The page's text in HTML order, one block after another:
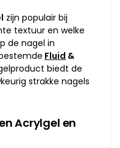
zijn populair bij
textuur en welke
de nagel in
Fluid &
biedt de
strakke nagels
Acrylgel en